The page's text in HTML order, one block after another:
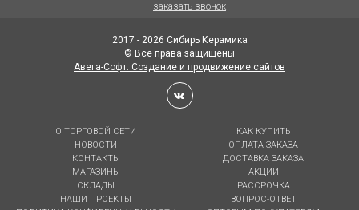
заказать звонок
2017 - 2026 Сибирь Керамика
© Все права защищены
Авега-Софт: Создание и продвижение сайтов
О ТОРГОВОЙ СЕТИ
НОВОСТИ
КОНТАКТЫ
МАГАЗИНЫ
СКЛАДЫ
НАШИ ПРОЕКТЫ
КАК КУПИТЬ
ОПЛАТА ЗАКАЗА
ДОСТАВКА ЗАКАЗА
АКЦИИ
РАССРОЧКА
ВОПРОС-ОТВЕТ